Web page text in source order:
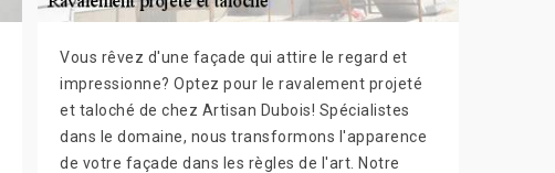
Vous rêvez d'une façade qui attire le regard et
impressionne? Optez pour le ravalement projeté
et taloché de chez Artisan Dubois! Spécialistes
dans le domaine, nous transformons l'apparence
de votre façade dans les règles de l'art. Notre